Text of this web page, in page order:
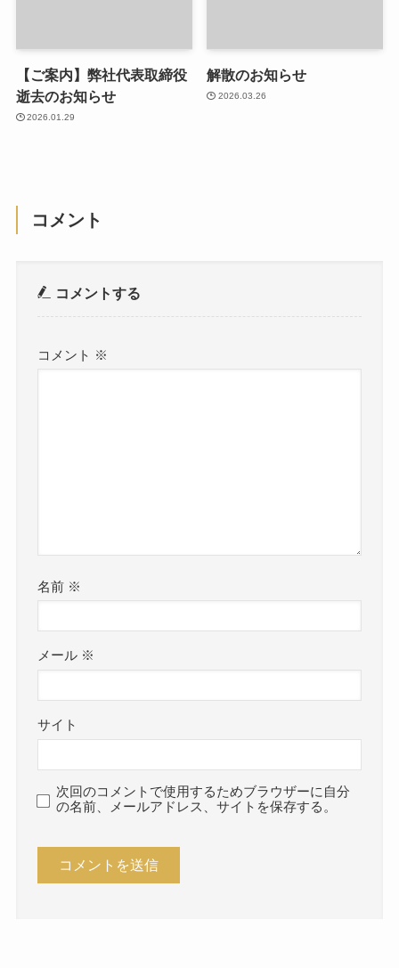
【ご案内】弊社代表取締役
逝去のお知らせ
2026.01.29
解散のお知らせ
2026.03.26
コメント
コメントする
コメント ※
名前 ※
メール ※
サイト
次回のコメントで使用するためブラウザーに自分
の名前、メールアドレス、サイトを保存する。